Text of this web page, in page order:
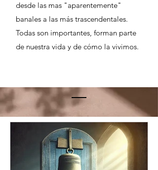
desde las mas "aparentemente"
banales a las más trascendentales.
Todas son importantes, forman parte
de nuestra vida y de cómo la vivimos.